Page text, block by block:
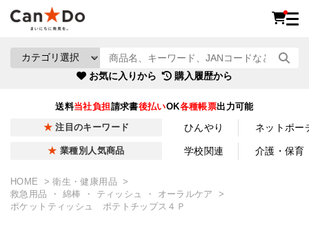
お気に入りから 購入履歴から
送料当社負担請求書後払いOK各種帳票出力可能
注目のキーワード ひんやり ネットポー
業種別人気商品 学校関連 介護・保育
HOME
衛生・健康用品
救急用品 ・ 綿棒 ・ ティッシュ ・ オーラルケア
ポケットティッシュ ポテトチップス４Ｐ